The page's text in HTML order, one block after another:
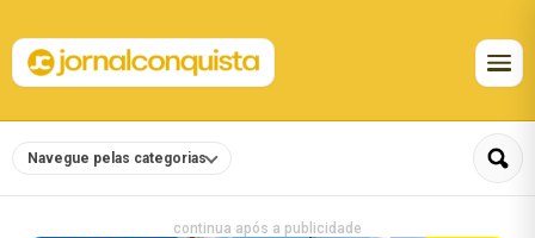
Navegue pelas categorias
continua após a publicidade